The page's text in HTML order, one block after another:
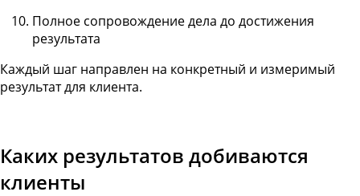
Полное сопровождение дела до достижения
результата
Каждый шаг направлен на конкретный и измеримый
результат для клиента.
Каких результатов добиваются
клиенты